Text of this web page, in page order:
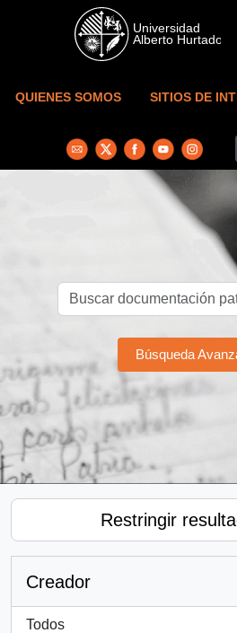
Skip to main content
QUIENES SOMOS SITIOS DE
Búsqueda
Restringir
Creador
Todos